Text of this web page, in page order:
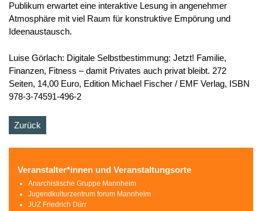
Publikum erwartet eine interaktive Lesung in angenehmer
Atmosphäre mit viel Raum für konstruktive Empörung und
Ideenaustausch.
Luise Görlach: Digitale Selbstbestimmung: Jetzt! Familie,
Finanzen, Fitness – damit Privates auch privat bleibt. 272
Seiten, 14,00 Euro, Edition Michael Fischer / EMF Verlag, ISBN
978-3-74591-496-2
Zurück
Veranstalter*innen und Veranstaltungsorte
Anarchistische Gruppe Mannheim
Jugendkulturzentrum forum Mannheim
JUZ Friedrich Dürr